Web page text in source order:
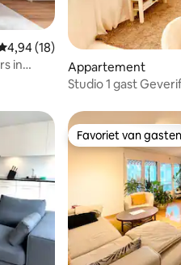
beoordeling van
4,94 (18)
in
Appartement
Studio 1
Favoriet van gasten
Favoriet van gasten